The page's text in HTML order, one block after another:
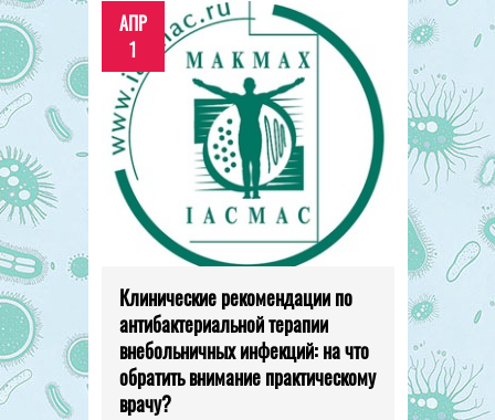
АПР
1
Клинические рекомендации по
антибактериальной терапии
внебольничных инфекций: на что
обратить внимание практическому
врачу?